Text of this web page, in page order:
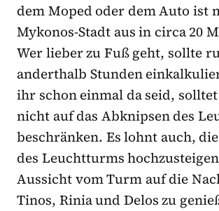
dem Moped oder dem Auto ist
Mykonos-Stadt aus in circa 20
Wer lieber zu Fuß geht, sollte
anderthalb Stunden
ihr schon einmal da seid,
nicht auf das Abknipsen des
beschränken. Es lohnt auch,
des Leuchtturms
Aussicht vom Turm auf die
Tinos, Rinia und Delos zu